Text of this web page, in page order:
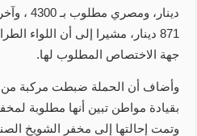
دينار،
871 دينار، مشيرا إلى أن اللواء
جهة الاختصاص المطلوب لها.
وأضاف أن الحملة ضبطت مركبة من
بقيادة مواطن تبين أنها مطلوبة
وتمت إحالتها إلى مخفر الشويخ